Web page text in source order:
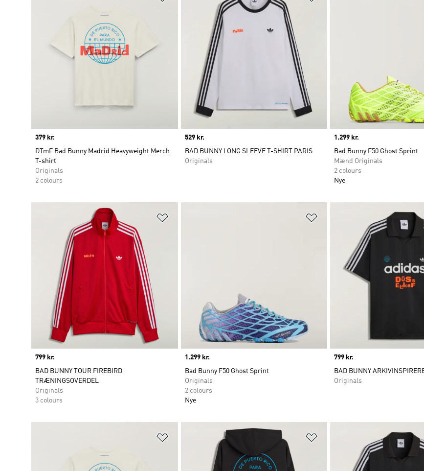
Price
379 kr.
DTmF Bad Bunny Madrid Heavyweight Merch
T-shirt
Originals
2 colours
Price
529 kr.
BAD BUNNY LONG SLEEVE T-SHIRT PARIS
Originals
Price
1.299 kr.
Bad Bunny F50 Ghost Sprint
Mænd Originals
2 colours
Nye
Price
799 kr.
BAD BUNNY TOUR FIREBIRD
TRÆNINGSOVERDEL
Originals
3 colours
Price
1.299 kr.
Bad Bunny F50 Ghost Sprint
Originals
2 colours
Nye
Price
799 kr.
BAD BUNNY
Originals
Føj til ønskeliste